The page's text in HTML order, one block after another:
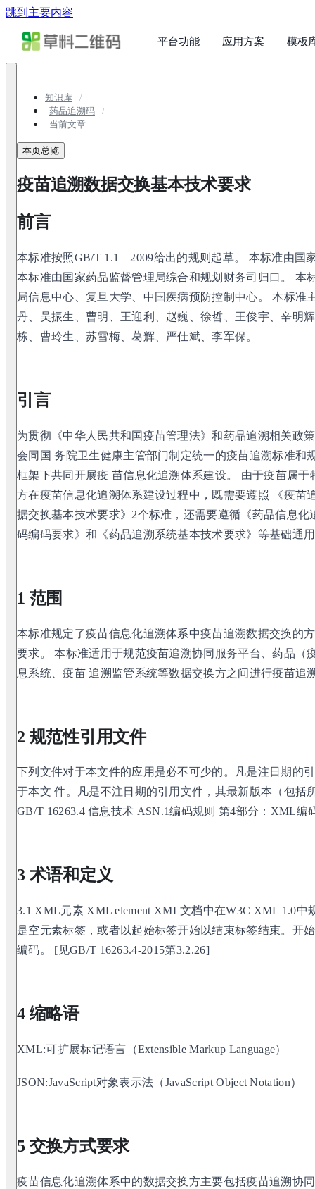
跳到主要内容
平台功能 应用方案 模板
知识库
药品追溯码
当前文章
本页总览
疫苗追溯数据交换基本技术要求
前言
本标准按照GB/T 1.1—2009给出的规则起草。 本标准由国
本标准由国家药品监督管理局综合和规划财务司归口。 本
局信息中心、复旦大学、中国疾病预防控制中心。 本标准
丹、吴振生、曹明、王迎利、赵巍、徐哲、王俊宇、辛明
栋、曹玲生、苏雪梅、葛辉、严仕斌、李军保。
引言
为贯彻《中华人民共和国疫苗管理法》和药品追溯相关政
会同国 务院卫生健康主管部门制定统一的疫苗追溯标准和
框架下共同开展疫 苗信息化追溯体系建设。 由于疫苗属
方在疫苗信息化追溯体系建设过程中，既需要遵照 《疫苗
据交换基本技术要求》2个标准，还需要遵循《药品信息
码编码要求》和《药品追溯系统基本技术要求》等基础通
1 范围
本标准规定了疫苗信息化追溯体系中疫苗追溯数据交换的
要求。 本标准适用于规范疫苗追溯协同服务平台、药品（
息系统、疫苗 追溯监管系统等数据交换方之间进行疫苗追
2 规范性引用文件
下列文件对于本文件的应用是必不可少的。凡是注日期的
于本文 件。凡是不注日期的引用文件，其最新版本（包括
GB/T 16263.4 信息技术 ASN.1编码规则 第4部分：XML编
3 术语和定义
3.1 XML元素 XML element XML文档中在W3C XML 1.0
是空元素标签，或者以起始标签开始以结束标签结束。开
编码。 [见GB/T 16263.4-2015第3.2.26]
4 缩略语
XML:可扩展标记语言（Extensible Markup Language）
JSON:JavaScript对象表示法（JavaScript Object Notation）
5 交换方式要求
疫苗信息化追溯体系中的数据交换方主要包括疫苗追溯协